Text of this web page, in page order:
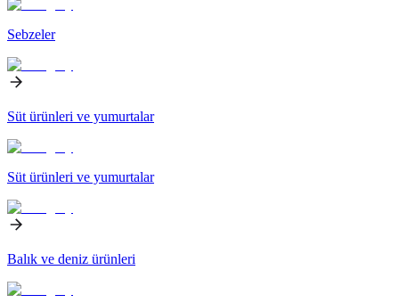
Sebzeler
Süt ürünleri ve yumurtalar
Süt ürünleri ve yumurtalar
Balık ve deniz ürünleri